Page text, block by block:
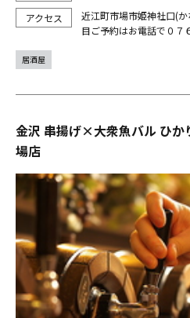
近江町市場市姫神社口(
目ご予約はお電話で０７
居酒屋
金沢 串揚げ×大衆魚バル ひ
場店